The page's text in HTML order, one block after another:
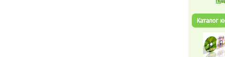
Каталог